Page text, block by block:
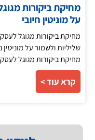
מחיקת ביקורות
על מוניטין חיובי
מחיקת ביקורות מגוגל
שליליות ולשמור על
מחיקת ביקורות מגוגל
קרא עוד >